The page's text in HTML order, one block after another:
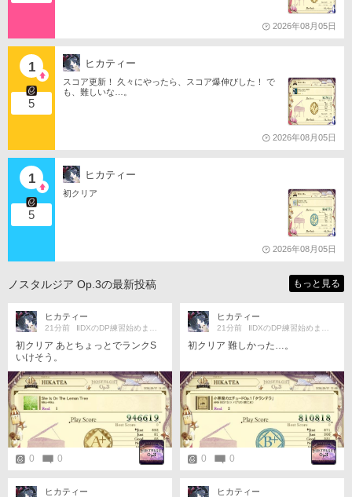
2026年08月05日
1
5
ヒカティー
スコア更新！ 久々にやったら、スコア爆伸びした！ で
も、難しいな…。
2026年08月05日
1
5
ヒカティー
初クリア
2026年08月05日
ノスタルジア Op.3の最新投稿 もっと見る
ヒカティー
21分前 ⅡDXのDP練習始めました。
初クリア あとちょっとでランクS
いけそう。
0 0
ヒカティー
21分前 ⅡDXのDP練習始めました。
初クリア 難しかった…。
0 0
ヒカティー ヒカティー